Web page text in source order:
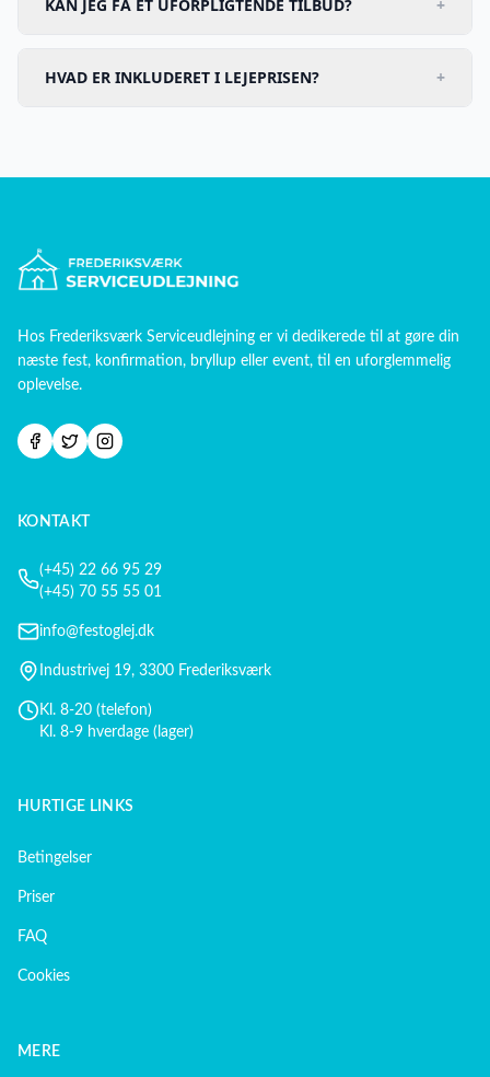
KAN JEG FÅ ET UFORPLIGTENDE TILBUD? +
HVAD ER INKLUDERET I LEJEPRISEN? +
Hos Frederiksværk Serviceudlejning er vi dedikerede til at gøre din
næste fest, konfirmation, bryllup eller event, til en uforglemmelig
oplevelse.
KONTAKT
(+45) 22 66 95 29
(+45) 70 55 55 01
info@festoglej.dk
Industrivej 19, 3300 Frederiksværk
Kl. 8-20 (telefon)
Kl. 8-9 hverdage (lager)
HURTIGE LINKS
Betingelser
Priser
FAQ
Cookies
MERE